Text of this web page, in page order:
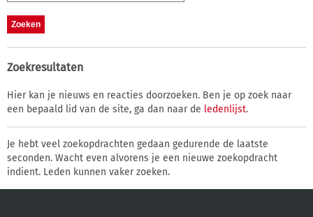
Zoekresultaten
Hier kan je nieuws en reacties doorzoeken. Ben je op zoek naar
een bepaald lid van de site, ga dan naar de ledenlijst.
Je hebt veel zoekopdrachten gedaan gedurende de laatste
seconden. Wacht even alvorens je een nieuwe zoekopdracht
indient. Leden kunnen vaker zoeken.